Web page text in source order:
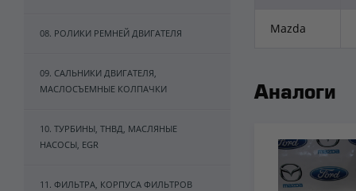
08. РОЛИКИ РЕМНЕЙ ДВИГАТЕЛЯ
09. САЛЬНИКИ ДВИГАТЕЛЯ,
МАСЛОСЪЕМНЫЕ КОЛПАЧКИ
10. ТУРБИНЫ, ТНВД, МАСЛЯНЫЕ
НАСОСЫ, EGR
11. ФИЛЬТРА, КОРПУСА ФИЛЬТРОВ
Mazda
Аналоги